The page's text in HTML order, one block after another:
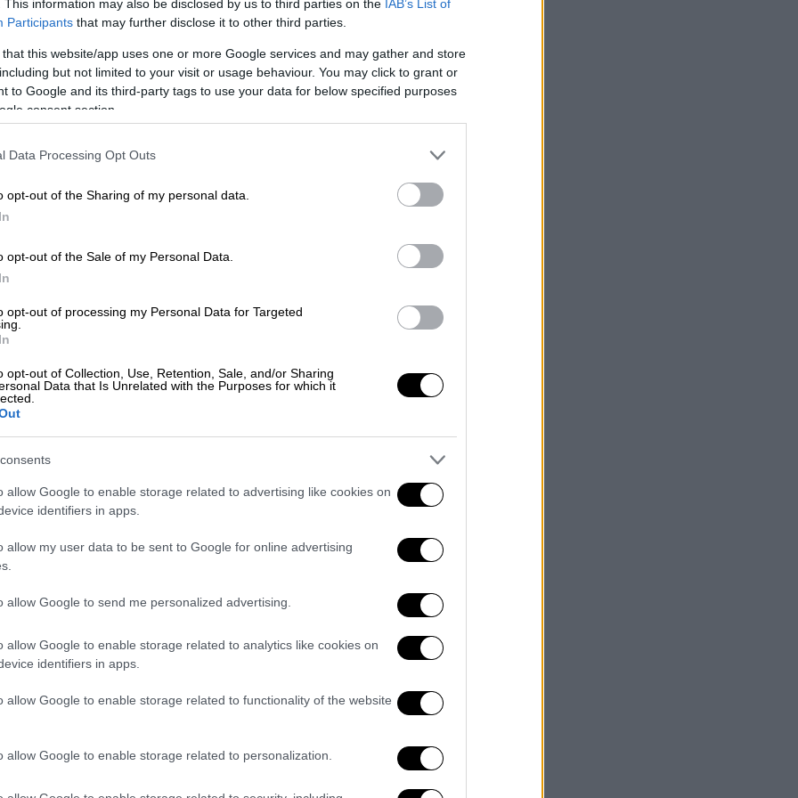
This information may also be disclosed by us to third parties on the IAB’s List of
Participants that may further disclose it to other third parties.
that this website/app uses one or more Google services and may gather and store
but not limited to your visit or usage behaviour. You may click to grant or
to Google and its third-party tags to use your data for below specified purposes
consent section.
Data Processing Opt Outs
opt-out of the Sharing of my personal data.
opt-out of the Sale of my Personal Data.
opt-out of processing my Personal Data for Targeted
opt-out of Collection, Use, Retention, Sale, and/or Sharing
Data that Is Unrelated with the Purposes for which it
allow Google to enable storage related to advertising like cookies on
identifiers in apps.
allow my user data to be sent to Google for online advertising
allow Google to send me personalized advertising.
allow Google to enable storage related to analytics like cookies on
identifiers in apps.
allow Google to enable storage related to functionality of the website
allow Google to enable storage related to personalization.
ηπλήρης παύση της «επιθετικότητας και
της ιρανικής κυριαρχίας επί της
του Ορμούζ.
πηγή που επικαλέστηκε το Tasnim την
ότι, κατά την άποψη του Ιράν, η
αποτελεί ένα «τρίτο σχέδιο
χαμηλές τις παγκόσμιες τιμές του
να
CNN
εξουσιοδότηση να μιλήσει εκ
έχει πληγεί σοβαρά από κύματα
καταστρέφουμε»